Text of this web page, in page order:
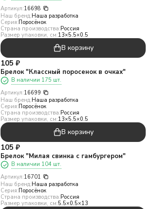
Артикул:16698
Наш бренд:Наша разработка
Серия:Поросёнок
Страна производства:Россия
Размер упаковки, см:13×5.5×0.5
В корзину
105 ₽
Брелок "Классный поросенок в очках"
В наличии 175 шт.
Артикул:16699
Наш бренд:Наша разработка
Серия:Поросёнок
Страна производства:Россия
Размер упаковки, см:13×5.5×0.5
В корзину
105 ₽
Брелок "Милая свинка с гамбургером"
В наличии 104 шт.
Артикул:16701
Наш бренд:Наша разработка
Серия:Поросёнок
Страна производства:Россия
Размер упаковки, см:5.5×0.5×13